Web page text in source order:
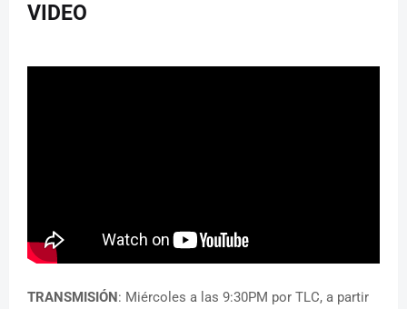
VIDEO
TRANSMISIÓN: Miércoles a las 9:30PM por TLC, a partir